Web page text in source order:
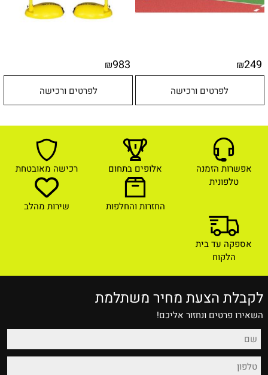
₪249
לפרטים ורכישה
₪983
לפרטים ורכישה
אפשרות הזמנה
טלפונית
אלופים בתחום רכישה מאובטחת
החזרות והחלפות שירות מהלב
אספקה עד בית
הלקוח
לקבלת הצעת מחיר משתלמת
השאירו פרטים ונחזור אליכם!